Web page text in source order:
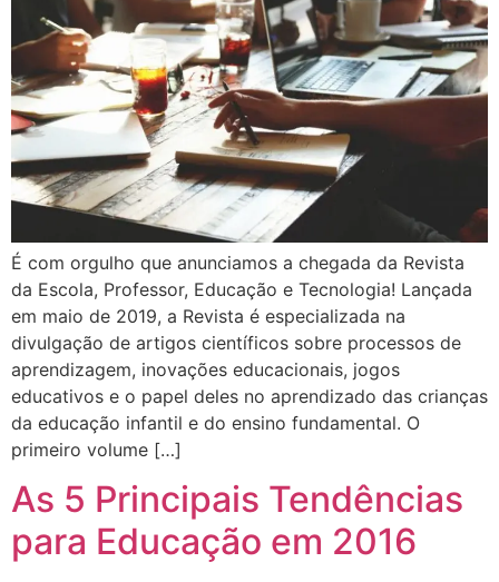
É com orgulho que anunciamos a chegada da Revista
da Escola, Professor, Educação e Tecnologia! Lançada
em maio de 2019, a Revista é especializada na
divulgação de artigos científicos sobre processos de
aprendizagem, inovações educacionais, jogos
educativos e o papel deles no aprendizado das crianças
da educação infantil e do ensino fundamental. O
primeiro volume […]
As 5 Principais Tendências
para Educação em 2016